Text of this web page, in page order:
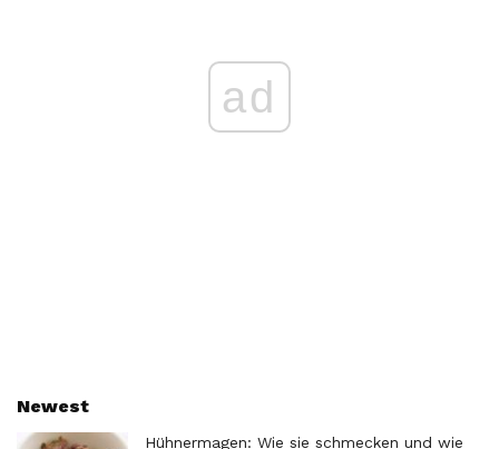
ad
Newest
Hühnermagen: Wie sie schmecken und wie